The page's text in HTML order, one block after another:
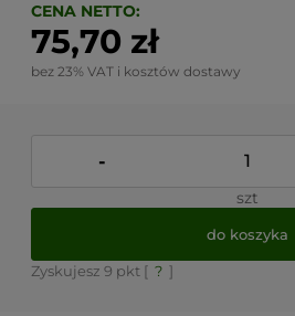
CENA NETTO:
75,70 zł
bez 23% VAT i kosztów dostawy
-
szt
do koszyka
Zyskujesz 9 pkt [ ? ]